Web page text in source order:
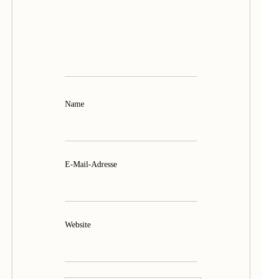
Name
E-Mail-Adresse
Website